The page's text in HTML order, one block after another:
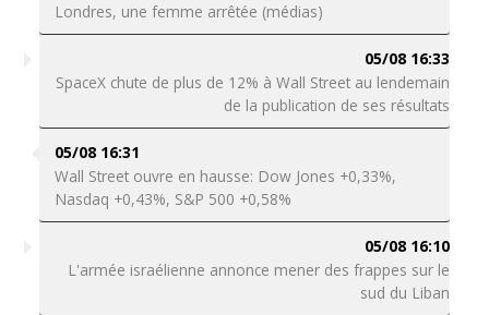
Londres, une femme arrêtée (médias)
05/08 16:33
SpaceX chute de plus de 12% à Wall Street au lendemain
de la publication de ses résultats
05/08 16:31
Wall Street ouvre en hausse: Dow Jones +0,33%,
Nasdaq +0,43%, S&P 500 +0,58%
05/08 16:10
L'armée israélienne annonce mener des frappes sur le
sud du Liban